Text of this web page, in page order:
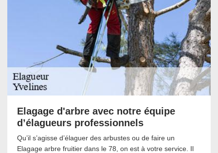
Elagage d'arbre avec notre équipe
d’élagueurs professionnels
Qu’il s’agisse d’élaguer des arbustes ou de faire un
Elagage arbre fruitier dans le 78, on est à votre service. Il